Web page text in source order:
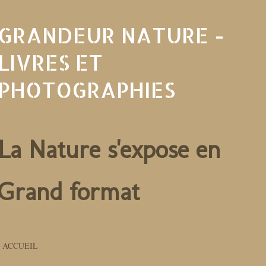
NATURE -
ET
Nature s'expose en
format
ACCUEIL